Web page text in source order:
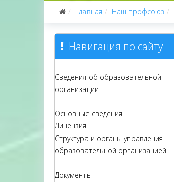
Главная Наш профсоюз
Навигация по сайту
Сведения об образовательной
организации
Основные сведения
Лицензия
Структура и органы управления
образовательной организацией
Документы